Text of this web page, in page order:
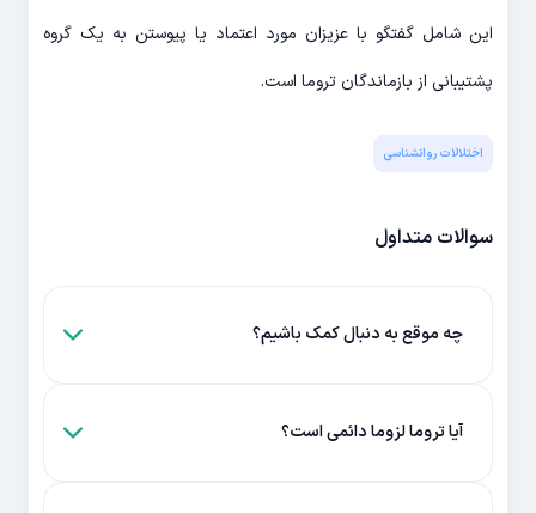
این شامل گفتگو با عزیزان مورد اعتماد یا پیوستن به یک گروه
پشتیبانی از بازماندگان تروما است.
اختلالات روانشناسی
سوالات متداول
چه موقع به دنبال کمک باشیم؟
آیا تروما لزوما دائمی است؟